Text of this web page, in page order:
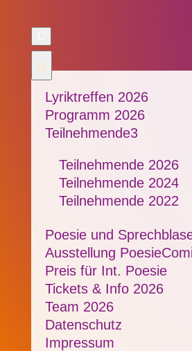
a
Lyriktreffen 2026
Programm 2026
Teilnehmende3
Teilnehmende 2026
Teilnehmende 2024
Teilnehmende 2022
Poesie und
Ausstellung
Preis für Int. Poesie
Tickets & Info 2026
Team 2026
Datenschutz
Impressum